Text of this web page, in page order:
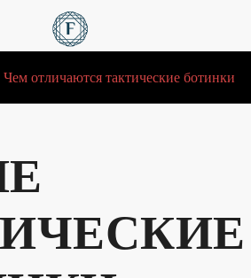
Чем отличаются тактические ботинки